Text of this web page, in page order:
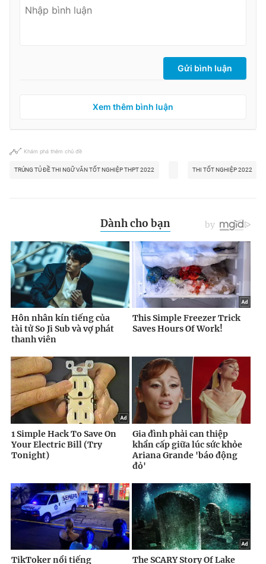
Gửi bình luận
Xem thêm bình luận
Khám phá thêm chủ đề
TRÚNG TỦ ĐỀ THI NGỮ VĂN TỐT NGHIỆP THPT 2022 THI TỐT NGHIỆP 2022